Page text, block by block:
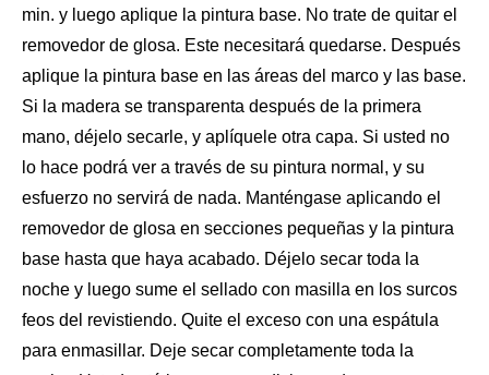
min. y luego aplique la pintura base. No trate de quitar el
removedor de glosa. Este necesitará quedarse. Después
aplique la pintura base en las áreas del marco y las base.
Si la madera se transparenta después de la primera
mano, déjelo secarle, y aplíquele otra capa. Si usted no
lo hace podrá ver a través de su pintura normal, y su
esfuerzo no servirá de nada. Manténgase aplicando el
removedor de glosa en secciones pequeñas y la pintura
base hasta que haya acabado. Déjelo secar toda la
noche y luego sume el sellado con masilla en los surcos
feos del revistiendo. Quite el exceso con una espátula
para enmasillar. Deje secar completamente toda la